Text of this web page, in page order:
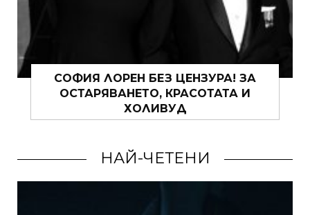
ЗА ПУЛОВЕРИТЕ, ПРОЛЕТТА И ОЩЕ
НЕЩО
НАЙ-ЧЕТЕНИ